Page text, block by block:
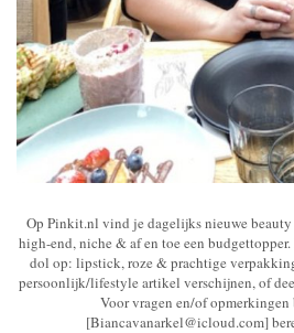
Op Pinkit.nl vind je dagelijks nieuwe
high-end, niche & af en toe een
dol op: lipstick, roze & prachtige
persoonlijk/lifestyle artikel verschijnen, of
Voor vragen en/of
[Biancavanarkel@icloud.com]